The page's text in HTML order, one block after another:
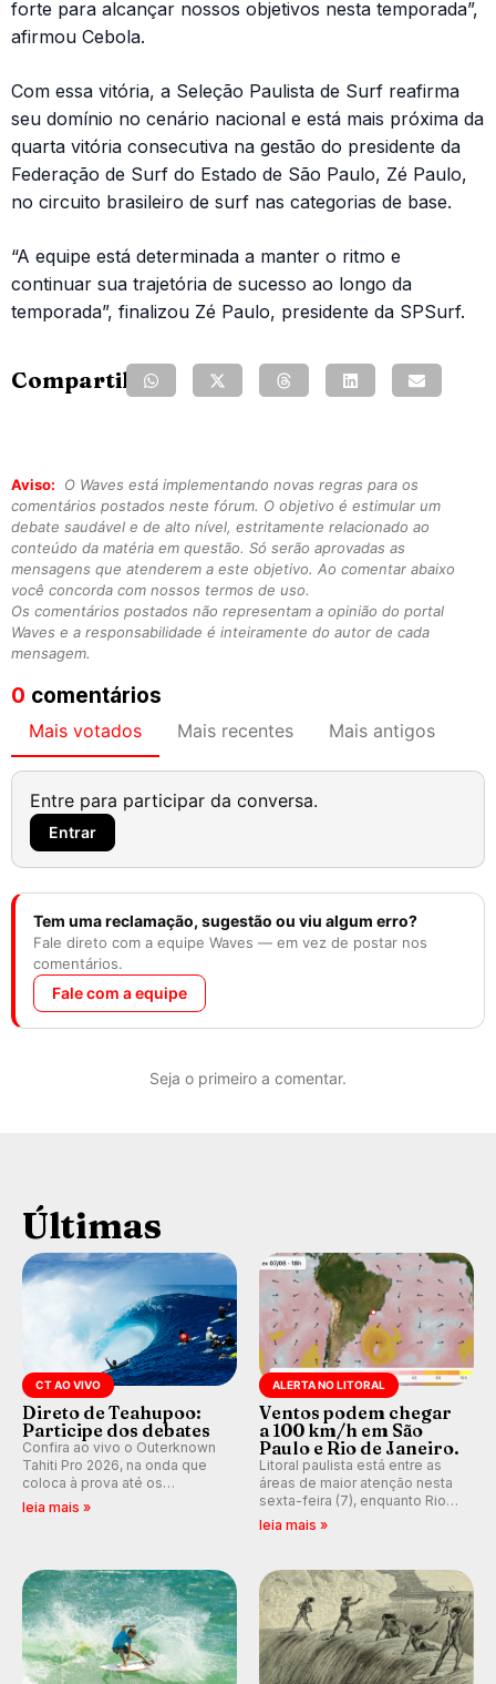
forte para alcançar nossos objetivos nesta temporada”,
afirmou Cebola.
Com essa vitória, a Seleção Paulista de Surf reafirma
seu domínio no cenário nacional e está mais próxima da
quarta vitória consecutiva na gestão do presidente da
Federação de Surf do Estado de São Paulo, Zé Paulo,
no circuito brasileiro de surf nas categorias de base.
“A equipe está determinada a manter o ritmo e
continuar sua trajetória de sucesso ao longo da
temporada”, finalizou Zé Paulo, presidente da SPSurf.
Compartilhe:
Aviso:
O Waves está implementando novas regras para os
comentários postados neste fórum. O objetivo é estimular um
debate saudável e de alto nível, estritamente relacionado ao
conteúdo da matéria em questão. Só serão aprovadas as
mensagens que atenderem a este objetivo. Ao comentar abaixo
você concorda com nossos termos de uso.
Os comentários postados não representam a opinião do portal
Waves e a responsabilidade é inteiramente do autor de cada
mensagem.
0 comentários
Mais votados Mais recentes Mais antigos
Entre para participar da conversa.
Entrar
Tem uma reclamação, sugestão ou viu algum erro?
Fale direto com a equipe Waves — em vez de postar nos
comentários.
Fale com a equipe
Seja o primeiro a comentar.
Últimas
CT AO VIVO
Direto de Teahupoo:
Participe dos debates
Confira ao vivo o Outerknown
Tahiti Pro 2026, na onda que
coloca à prova até os
melhores surfistas do mundo.
Participe dos comentários e
etapas da WSL.
leia mais »
ALERTA NO LITORAL
Ventos podem chegar
a 100 km/h em São
Paulo e Rio de Janeiro.
Litoral paulista está entre as
áreas de maior atenção nesta
sexta-feira (7), enquanto Rio
de Janeiro também recebe
alerta para ventos fortes.
km/h em Itanhaém.
leia mais »